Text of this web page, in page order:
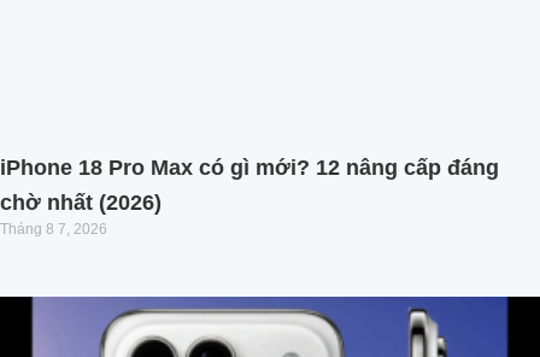
iPhone 18 Pro Max có gì mới? 12 nâng cấp đáng
chờ nhất (2026)
Tháng 8 7, 2026